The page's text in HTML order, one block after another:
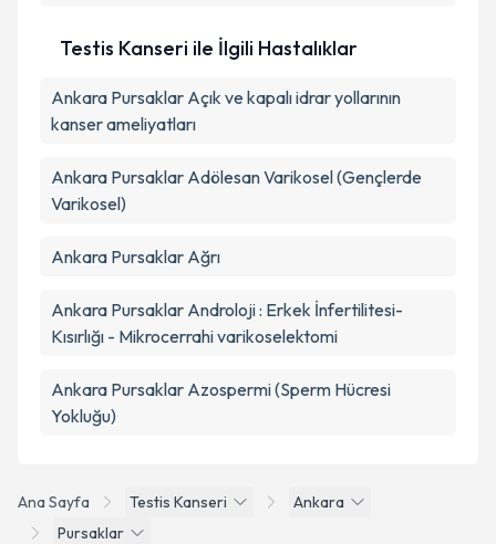
Ana Sayfa Testis Kanseri
Ankara
Pursaklar
Testis Kanseri ile İlgili Hastalıklar
Ankara Pursaklar Açık ve kapalı idrar yollarının
kanser ameliyatları
Ankara Pursaklar Adölesan Varikosel (Gençlerde
Varikosel)
Ankara Pursaklar Ağrı
Ankara Pursaklar Androloji : Erkek İnfertilitesi-
Kısırlığı - Mikrocerrahi varikoselektomi
Ankara Pursaklar Azospermi (Sperm Hücresi
Yokluğu)